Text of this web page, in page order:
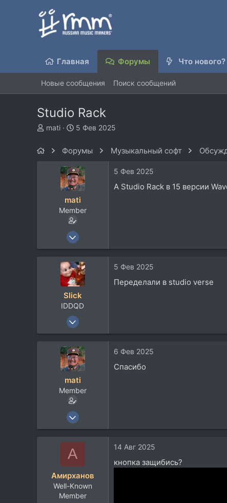
Главная Форумы Что нового?
Новые сообщения Поиск сообщений
Studio Rack
А
mati
Д
а
н
а
ч
л
а
5 Фев 2025
Форумы Музыкальный софт
mati
Member
12 Авг 2005
5 Фев 2025
А Studio Rack в 15 версии
Slick
IDDQD
13 Май 2008
www.vk.com
5 Фев 2025
Переделали в studio verse
mati
Member
12 Авг 2005
6 Фев 2025
Спасибо
A
Aмирханов
Well-Known
Member
14 Авг 2025
кнопка защибись?